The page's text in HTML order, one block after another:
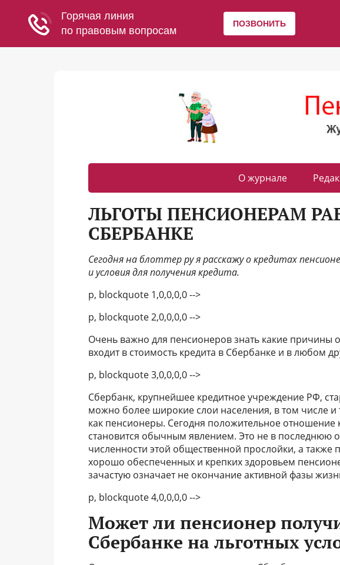
О журнале
ЛЬГОТЫ ПЕНСИОНЕРАМ
СБЕРБАНКЕ
Сегодня на блоттер ру я расскажу о кредитах
и условия для получения кредита.
p, blockquote 1,0,0,0,0 -->
p, blockquote 2,0,0,0,0 -->
Очень важно для пенсионеров знать какие причины
входит в стоимость кредита в Сбербанке и в любом
p, blockquote 3,0,0,0,0 -->
Сбербанк, крупнейшее кредитное учреждение РФ,
можно более широкие слои населения, в том числе
как пенсионеры. Сегодня положительное отношение
становится обычным явлением. Это не в последнюю
численности этой общественной прослойки, а
хорошо обеспеченных и крепких здоровьем
зачастую означает не окончание активной фазы
p, blockquote 4,0,0,0,0 -->
Может ли пенсионер
Сбербанке на льготных